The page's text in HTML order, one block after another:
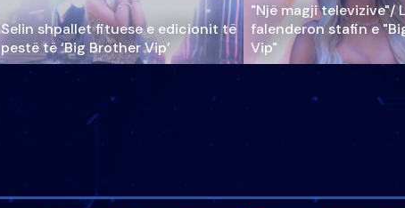
Selin shpallet fituese e edicionit të
pestë të ‘Big Brother Vip’
"Një magji televizive"/
falenderon stafin e
Vip"